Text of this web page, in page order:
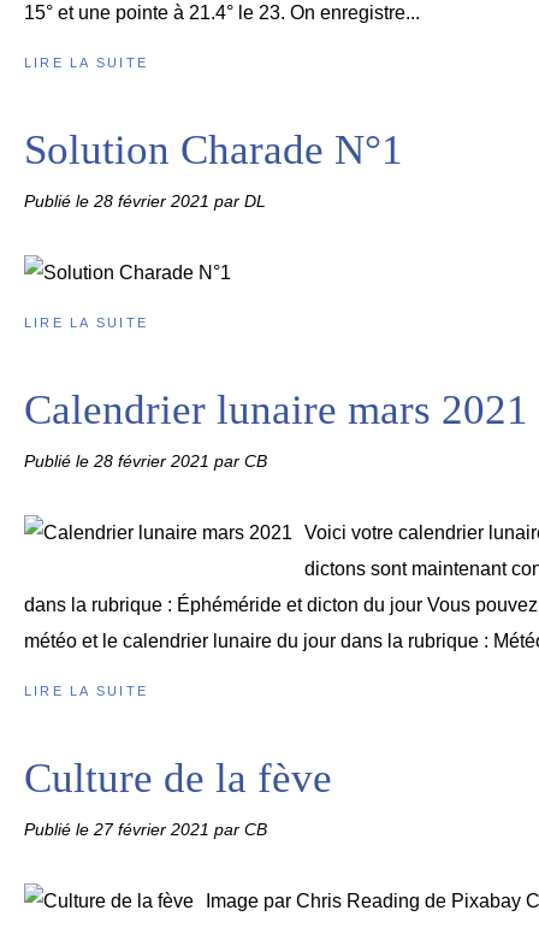
15° et une pointe à 21.4° le 23. On enregistre...
LIRE LA SUITE
Solution Charade N°1
Publié le 28 février 2021 par DL
LIRE LA SUITE
Calendrier lunaire mars 2021
Publié le 28 février 2021 par CB
Voici votre calendrier
dictons sont maintenant
dans la rubrique : Éphéméride et dicton du jour Vous
météo et le calendrier lunaire du jour dans la rubrique :
LIRE LA SUITE
Culture de la fève
Publié le 27 février 2021 par CB
Image par Chris Reading de Pixabay